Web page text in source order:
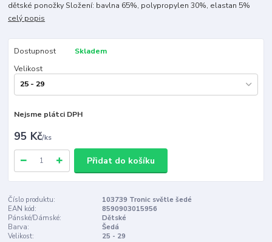
dětské ponožky Složení: bavlna 65%, polypropylen 30%, elastan 5%
celý popis
Dostupnost
Skladem
Velikost
Nejsme plátci DPH
95 Kč/ks
Přidat do košíku
Číslo produktu:
103739 Tronic světle šedé
EAN kód:
8590903015956
Pánské/Dámské:
Dětské
Barva:
Šedá
Velikost:
25 - 29